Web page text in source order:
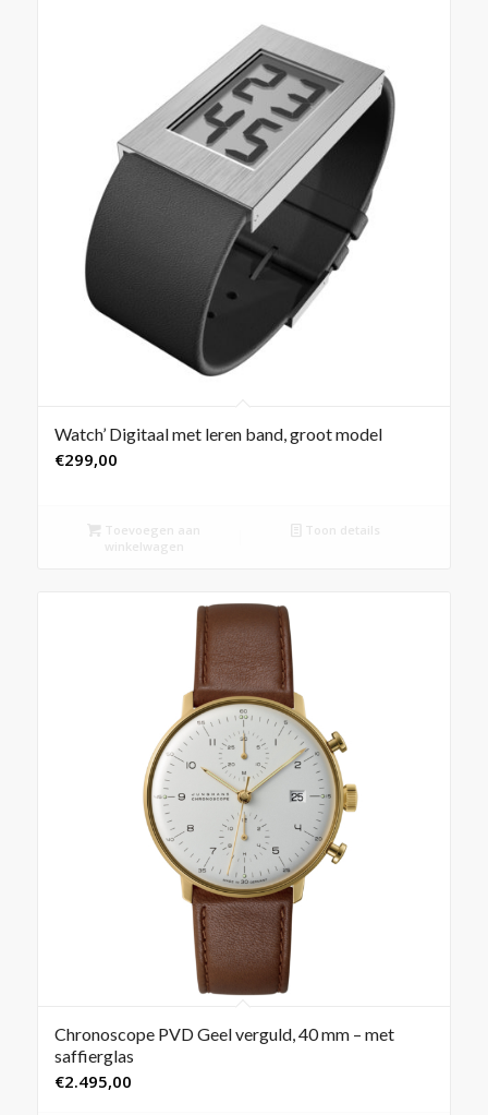
Watch’ Digitaal met leren band, groot model
€299,00
Toevoegen aan
winkelwagen
Toon details
Chronoscope PVD Geel verguld, 40 mm – met
saffierglas
€2.495,00